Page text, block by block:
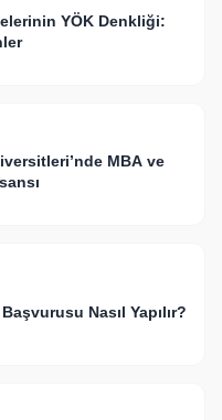
YÖK Denkliği:
MBA ve
Nasıl Yapılır?